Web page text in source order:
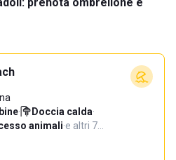
· Doccia calda·
animali·e altri 7…